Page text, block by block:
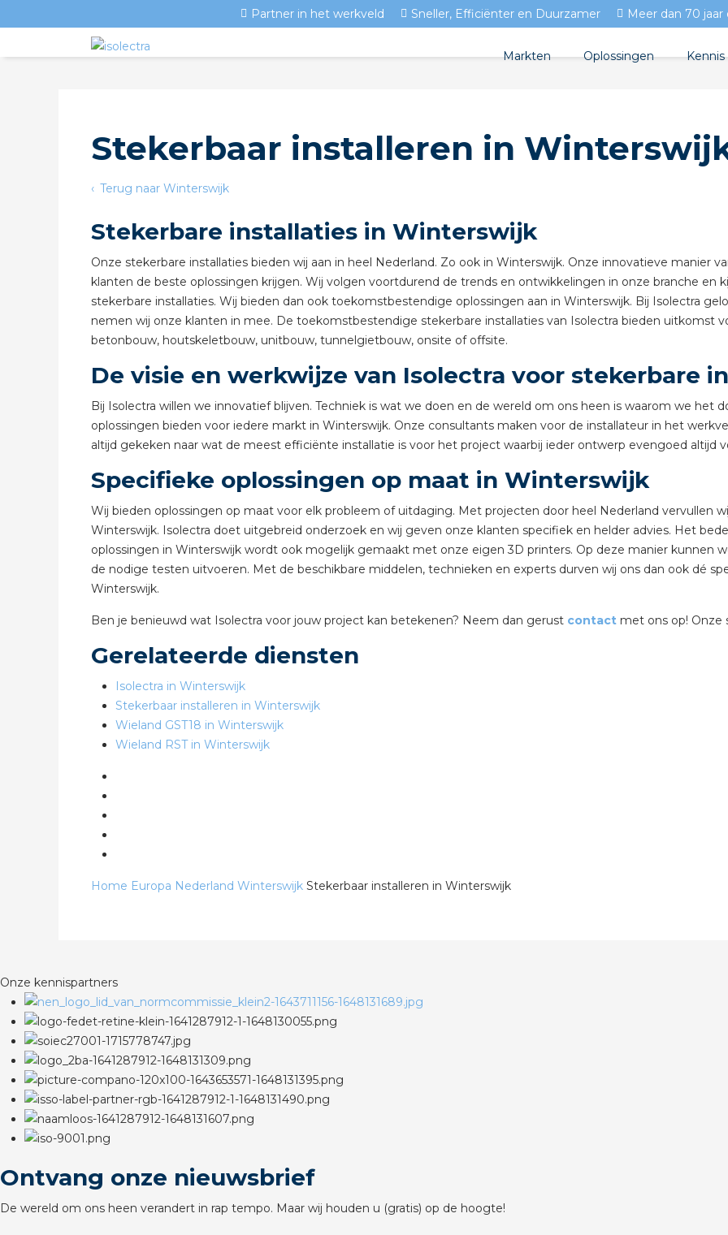
Stekerbaar installeren in
Terug naar Winterswijk
Stekerbare installaties in Winterswijk
Onze stekerbare installaties bieden wij aan in heel Nederland. Zo ook in Winterswijk. Onze innovatieve manier
klanten de beste oplossingen krijgen. Wij volgen voortdurend de trends en ontwikkelingen in onze branche en
stekerbare installaties. Wij bieden dan ook toekomstbestendige oplossingen aan in Winterswijk. Bij Isolectra
nemen wij onze klanten in mee. De toekomstbestendige stekerbare installaties van Isolectra bieden uitkomst
betonbouw, houtskeletbouw, unitbouw, tunnelgietbouw, onsite of offsite.
De visie en werkwijze van Isolectra voor stekerbare
Bij Isolectra willen we innovatief blijven. Techniek is wat we doen en de wereld om ons heen is waarom we het
oplossingen bieden voor iedere markt in Winterswijk. Onze consultants maken voor de installateur in het
altijd gekeken naar wat de meest efficiënte installatie is voor het project waarbij ieder ontwerp evengoed altijd
Specifieke oplossingen op maat in Winterswijk
Wij bieden oplossingen op maat voor elk probleem of uitdaging. Met projecten door heel Nederland vervullen
Winterswijk. Isolectra doet uitgebreid onderzoek en wij geven onze klanten specifiek en helder advies. Het
oplossingen in Winterswijk wordt ook mogelijk gemaakt met onze eigen 3D printers. Op deze manier kunnen
de nodige testen uitvoeren. Met de beschikbare middelen, technieken en experts durven wij ons dan ook dé
Winterswijk.
Ben je benieuwd wat Isolectra voor jouw project kan betekenen? Neem dan gerust contact met ons op! Onze
Gerelateerde diensten
Isolectra in Winterswijk
Stekerbaar installeren in Winterswijk
Wieland GST18 in Winterswijk
Wieland RST in Winterswijk
Home Europa Nederland Winterswijk Stekerbaar installeren in Winterswijk
Onze kennispartners
Ontvang onze nieuwsbrief
De wereld om ons heen verandert in rap tempo. Maar wij houden u (gratis) op de hoogte!
Partner in het werkveld Sneller, Efficiënter en Duurzamer Meer dan 70 jaar
Markten
Utiliteit
Oplossingen
Circulair installeren
Stekerbaar installeren
Stekerbaar installeren in
tuinbouw
Wieland stekerbare
Wieland
Wieland GST®
Wieland RST®
Kennis